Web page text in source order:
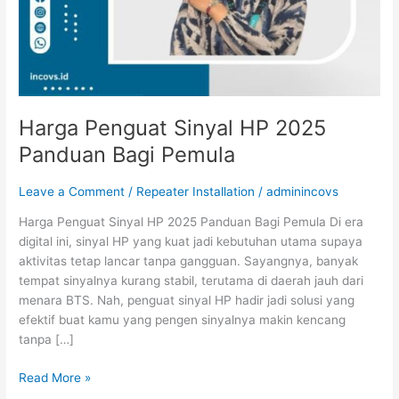
Harga Penguat Sinyal HP 2025
Panduan Bagi Pemula
Leave a Comment / Repeater Installation /adminincovs
Harga Penguat Sinyal HP 2025 Panduan Bagi Pemula Di era
digital ini, sinyal HP yang kuat jadi kebutuhan utama supaya
aktivitas tetap lancar tanpa gangguan. Sayangnya, banyak
tempat sinyalnya kurang stabil, terutama di daerah jauh dari
menara BTS. Nah, penguat sinyal HP hadir jadi solusi yang
efektif buat kamu yang pengen sinyalnya makin kencang
tanpa […]
Read More »